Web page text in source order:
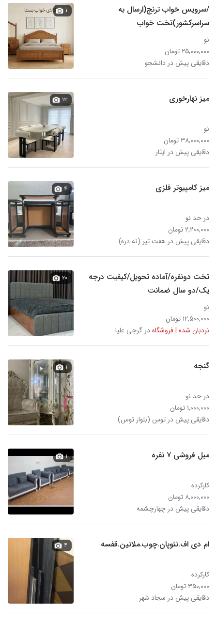
/سرویس خواب ترنج(ارسال به
سراسرکشور)تخت خواب
نو
۲۵,۰۰۰,۰۰۰ تومان
دقایقی پیش در دانشجو
۱
میز نهارخوری
نو
۳۸,۰۰۰,۰۰۰ تومان
دقایقی پیش در ایثار
۱۳
میز کامپیوتر فلزی
در حد نو
۲,۲۰۰,۰۰۰ تومان
دقایقی پیش در هفت تیر (نه دره)
۴
تخت دونفره/آماده تحویل/کیفیت درجه
یک/دو سال ضمانت
نو
۱۲,۵۰۰,۰۰۰ تومان
نردبان شده | فروشگاهدر گرجی علیا
۲۰
گنجه
در حد نو
۱,۰۰۰,۰۰۰ تومان
دقایقی پیش در توس (بلوار توس)
۱
مبل فروشی ۷ نفره
کارکرده
۸,۰۰۰,۰۰۰ تومان
دقایقی پیش در چهارچشمه
۱
ام دی اف.نئوپان.چوب.ملانین.قفسه
کارکرده
۳۵۰,۰۰۰ تومان
دقایقی پیش در سجاد شهر
۴